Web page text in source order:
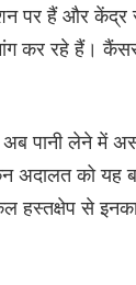
पर हैं और
कर रहे हैं।
पानी लेने में
को यह
हस्तक्षेप से